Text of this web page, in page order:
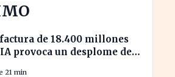
de 18.400 millones
provoca un desplome del
21 min